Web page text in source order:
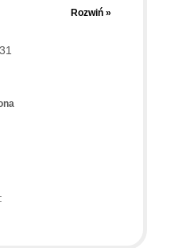
rownież i te
się rownież dużo na
Książka dobrze
to czytnik książek
się w dogłębną analizę.
to zrobić polecam
Rozwiń »